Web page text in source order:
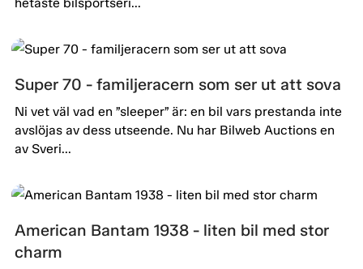
Super 70 - familjeracern som ser ut att sova
Ni vet väl vad en ”sleeper” är: en bil vars prestanda inte
avslöjas av dess utseende. Nu har Bilweb Auctions en
av Sveri...
American Bantam 1938 - liten bil med stor
charm